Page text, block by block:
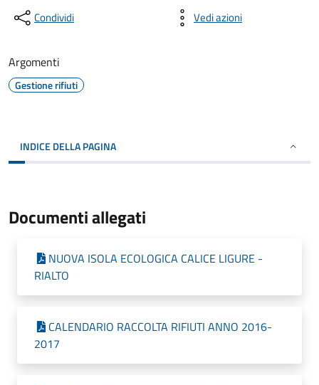
Condividi Vedi azioni
Argomenti
Gestione rifiuti
INDICE DELLA PAGINA
Documenti allegati
NUOVA ISOLA ECOLOGICA CALICE LIGURE -
RIALTO
CALENDARIO RACCOLTA RIFIUTI ANNO 2016-
2017